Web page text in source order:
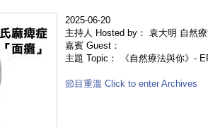
2025-06-20
主持人 Hosted by： 袁大明 自然
嘉賓 Guest：
主題 Topic： 《自然療法與你》-
節目重溫 Click to enter Archives